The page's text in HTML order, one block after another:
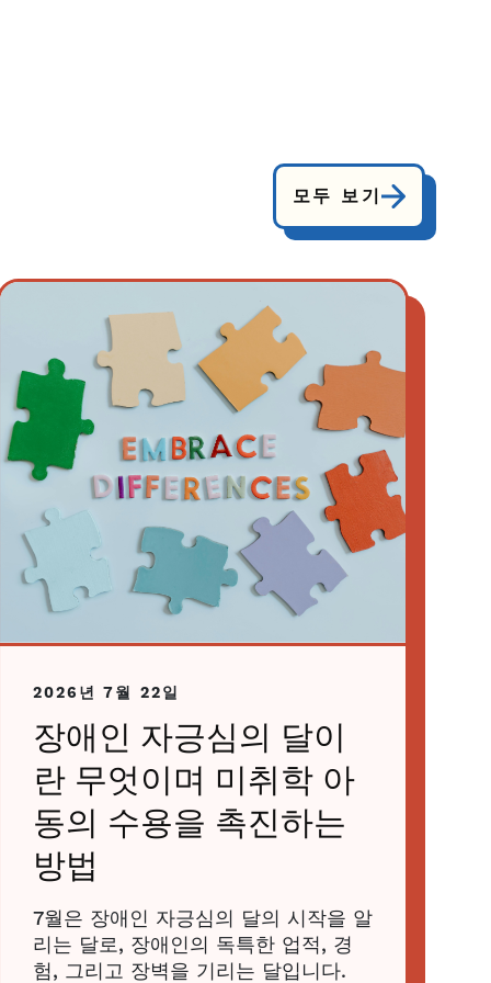
모두 보기
2026년 7월 22일
장애인 자긍심의 달이
란 무엇이며 미취학 아
동의 수용을 촉진하는
방법
7월은 장애인 자긍심의 달의 시작을 알
리는 달로, 장애인의 독특한 업적, 경
험, 그리고 장벽을 기리는 달입니다.